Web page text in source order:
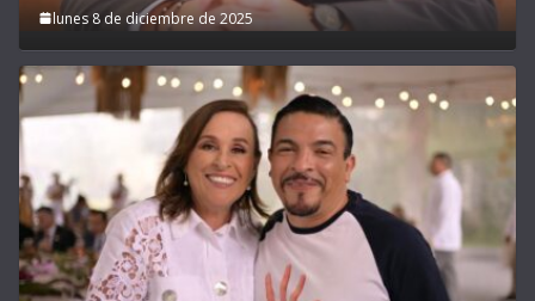
lunes 8 de diciembre de 2025